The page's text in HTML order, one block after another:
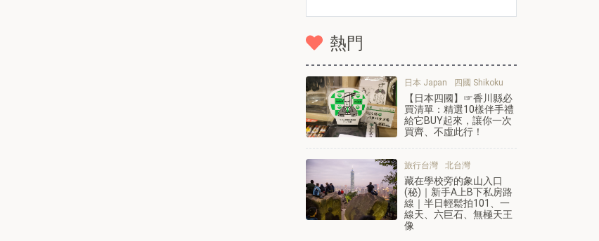
熱門
日本 Japan 四國 Shikoku
【日本四國】☞香川縣必
買清單：精選10樣伴手禮
給它BUY起來，讓你一次
買齊、不虛此行！
旅行台灣 北台灣
藏在學校旁的象山入口
(秘)｜新手A上B下私房路
線｜半日輕鬆拍101、一
線天、六巨石、無極天王
像